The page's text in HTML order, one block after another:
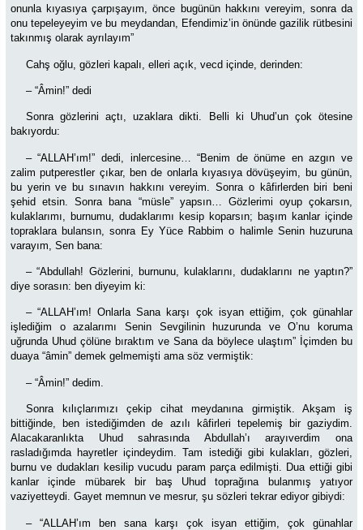
onunla kıyasıya çarpışayım, önce bugünün hakkını vereyim, sonra da
onu tepeleyeyim ve bu meydandan, Efendimiz’in önünde gazilik rütbesini
takınmış olarak ayrılayım”
Cahş oğlu, gözleri kapalı, elleri açık, vecd içinde, derinden:
– “Âmin!” dedi
Sonra gözlerini açtı, uzaklara dikti. Belli ki Uhud’un çok ötesine
bakıyordu:
– “ALLAH’ım!” dedi, inlercesine… “Benim de önüme en azgın ve
zalim putperestler çıkar, ben de onlarla kıyasıya dövüşeyim, bu günün,
bu yerin ve bu sınavın hakkını vereyim. Sonra o kâfirlerden biri beni
şehid etsin. Sonra bana “müsle” yapsın… Gözlerimi oyup çokarsın,
kulaklarımı, burnumu, dudaklarımı kesip koparsın; başım kanlar içinde
topraklara bulansın, sonra Ey Yüce Rabbim o halimle Senin huzuruna
varayım, Sen bana:
– “Abdullah! Gözlerini, burnunu, kulaklarını, dudaklarını ne yaptın?”
diye sorasın: ben diyeyim ki:
– “ALLAH’ım! Onlarla Sana karşı çok isyan ettiğim, çok günahlar
işlediğim o azalarımı Senin Sevgilinin huzurunda ve O’nu koruma
uğrunda Uhud çölüne bıraktım ve Sana da böylece ulaştım” İçimden bu
duaya “âmin” demek gelmemişti ama söz vermiştik:
– “Âmin!” dedim.
Sonra kılıçlarımızı çekip cihat meydanına girmiştik. Akşam iş
bittiğinde, ben istediğimden de azılı
kâfirleri tepelemiş bir gaziydim.
Alacakaranlıkta Uhud sahrasında Abdullah’ı arayıverdim ona
rasladığımda hayretler içindeydim. Tam istediği gibi kulakları, gözleri,
burnu ve dudakları kesilip vucudu param parça edilmişti. Dua ettiği gibi
kanlar içinde mübarek bir baş Uhud toprağına bulanmış yatıyor
vaziyetteydi. Gayet memnun ve mesrur, şu sözleri tekrar ediyor gibiydi:
– “ALLAH’ım ben sana karşı çok isyan ettiğim, çok günahlar